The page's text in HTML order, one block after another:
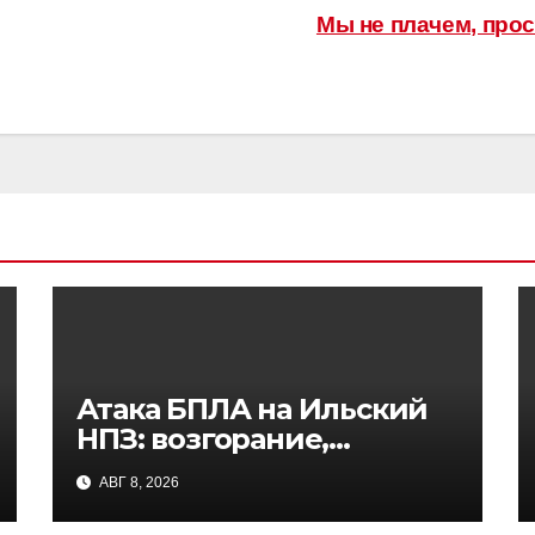
Мы не плачем,
Атака БПЛА на Ильский
НПЗ: возгорание,
пострадавшие и
последствия для рынка
АВГ 8, 2026